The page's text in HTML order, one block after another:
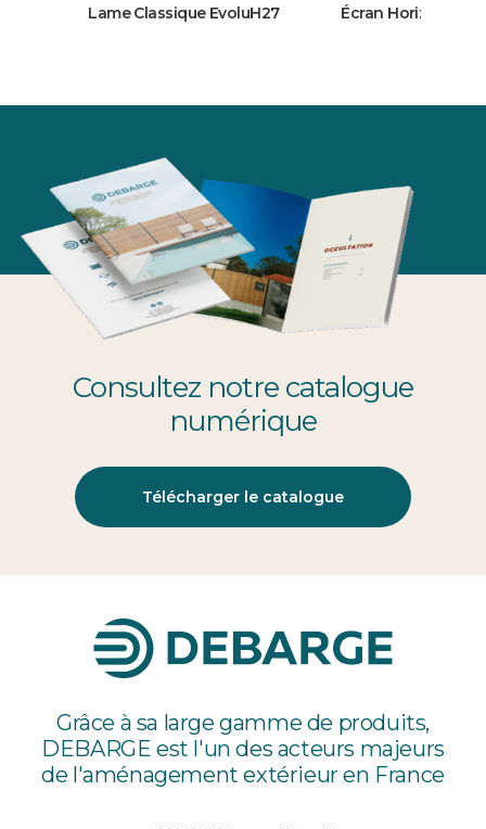
Lame Classique EvoluH27 Écran Horizon
Consultez notre catalogue
numérique
Télécharger le catalogue
Grâce à sa large gamme de produits,
DEBARGE est l'un des acteurs majeurs
de l'aménagement extérieur en France